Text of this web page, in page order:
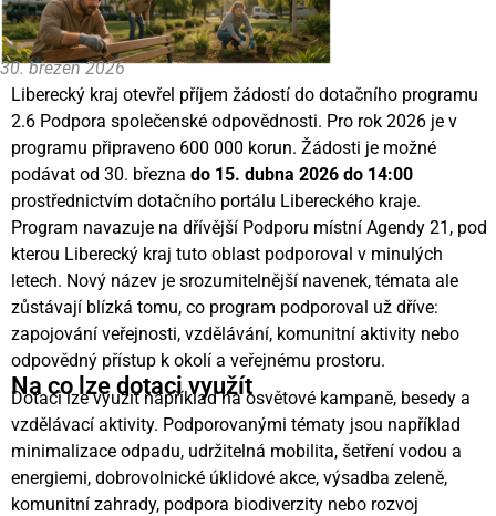
30. březen 2026
Liberecký kraj otevřel příjem žádostí do dotačního programu
2.6 Podpora společenské odpovědnosti. Pro rok 2026 je v
programu připraveno 600 000 korun. Žádosti je možné
podávat od 30. března do 15. dubna 2026 do 14:00
prostřednictvím dotačního portálu Libereckého kraje.
Program navazuje na dřívější Podporu místní Agendy 21, pod
kterou Liberecký kraj tuto oblast podporoval v minulých
letech. Nový název je srozumitelnější navenek, témata ale
zůstávají blízká tomu, co program podporoval už dříve:
zapojování veřejnosti, vzdělávání, komunitní aktivity nebo
odpovědný přístup k okolí a veřejnému prostoru.
Na co lze dotaci využít
Dotaci lze využít například na osvětové kampaně, besedy a
vzdělávací aktivity. Podporovanými tématy jsou například
minimalizace odpadu, udržitelná mobilita, šetření vodou a
energiemi, dobrovolnické úklidové akce, výsadba zeleně,
komunitní zahrady, podpora biodiverzity nebo rozvoj